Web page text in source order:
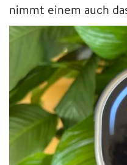
nimmt einem auch